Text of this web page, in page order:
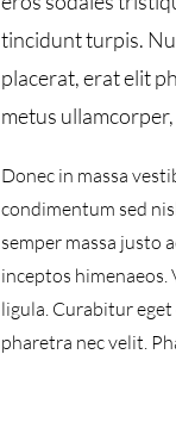
tincidunt turpis.
placerat, erat elit
metus
Donec in massa
condimentum sed
semper massa justo
inceptos himenaeos.
ligula. Curabitur
pharetra nec velit.